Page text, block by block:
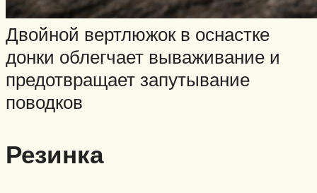
Двойной вертлюжок в оснастке
донки облегчает вываживание и
предотвращает запутывание
поводков
Резинка